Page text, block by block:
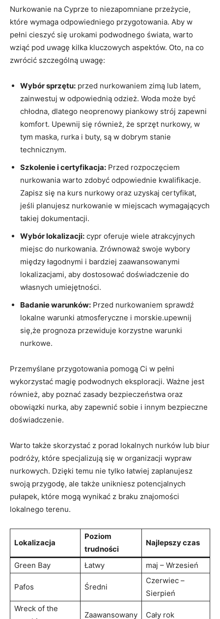
Nurkowanie⁣ na Cyprze to niezapomniane przeżycie,
które wymaga odpowiedniego przygotowania. Aby w
pełni ⁤cieszyć się urokami podwodnego świata, ‍warto⁢
wziąć ‌pod uwagę kilka kluczowych​ aspektów. Oto, na co
zwrócić szczególną uwagę:
Wybór sprzętu: przed nurkowaniem zimą lub latem, ​
zainwestuj w⁢ odpowiednią odzież. Woda może​ być
chłodna, dlatego neoprenowy‍ piankowy strój zapewni
komfort. Upewnij się również, że sprzęt nurkowy,‍ w
tym maska, rurka i buty, są w dobrym stanie
technicznym.
Szkolenie i certyfikacja: ​Przed ​rozpoczęciem⁤
nurkowania ‍warto zdobyć odpowiednie kwalifikacje.
Zapisz się na kurs nurkowy oraz​ uzyskaj certyfikat,
jeśli planujesz nurkowanie w miejscach ⁤wymagających
‍takiej dokumentacji.
Wybór lokalizacji: cypr oferuje‌ wiele atrakcyjnych
miejsc do ‍nurkowania. Zrównoważ swoje wybory
między łagodnymi‌ i bardziej ⁤zaawansowanymi
lokalizacjami,‍ aby dostosować ‍doświadczenie ​do
‍własnych​ umiejętności.
Badanie warunków: Przed nurkowaniem sprawdź
lokalne warunki atmosferyczne i morskie.upewnij⁢
się,że prognoza‍ przewiduje korzystne warunki
nurkowe.
Przemyślane przygotowania pomogą Ci ⁤w​ pełni
wykorzystać magię podwodnych eksploracji. Ważne jest
również,⁣ aby poznać zasady bezpieczeństwa ‌oraz
obowiązki nurka, aby zapewnić‌ sobie i innym⁤ bezpieczne
doświadczenie.
Warto także skorzystać z porad lokalnych nurków lub biur
podróży, ⁤które specjalizują się ⁣w ​organizacji wypraw
nurkowych. Dzięki temu nie tylko łatwiej zaplanujesz
swoją przygodę, ale także unikniesz potencjalnych
pułapek, które mogą wynikać z⁤ braku znajomości
lokalnego‌ terenu.
Lokalizacja
Poziom
trudności
Najlepszy⁢ czas
Green ​Bay Łatwy maj – Wrzesień
Pafos Średni
Czerwiec –
Sierpień
Wreck of ‌the
Zaawansowany Cały rok